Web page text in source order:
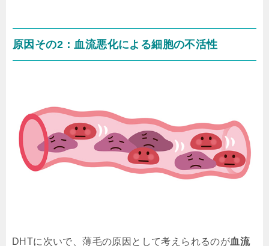
原因その2：血流悪化による細胞の不活性
DHTに次いで、薄毛の原因として考えられるのが血流